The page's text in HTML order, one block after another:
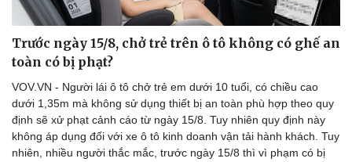
Trước ngày 15/8, chở trẻ trên ô tô không có ghế an
toàn có bị phạt?
VOV.VN - Người lái ô tô chở trẻ em dưới 10 tuổi, có chiều cao
dưới 1,35m mà không sử dụng thiết bị an toàn phù hợp theo quy
định sẽ xử phạt cảnh cáo từ ngày 15/8. Tuy nhiên quy định này
không áp dụng đối với xe ô tô kinh doanh vận tải hành khách. Tuy
nhiên, nhiều người thắc mắc, trước ngày 15/8 thì vì phạm có bị